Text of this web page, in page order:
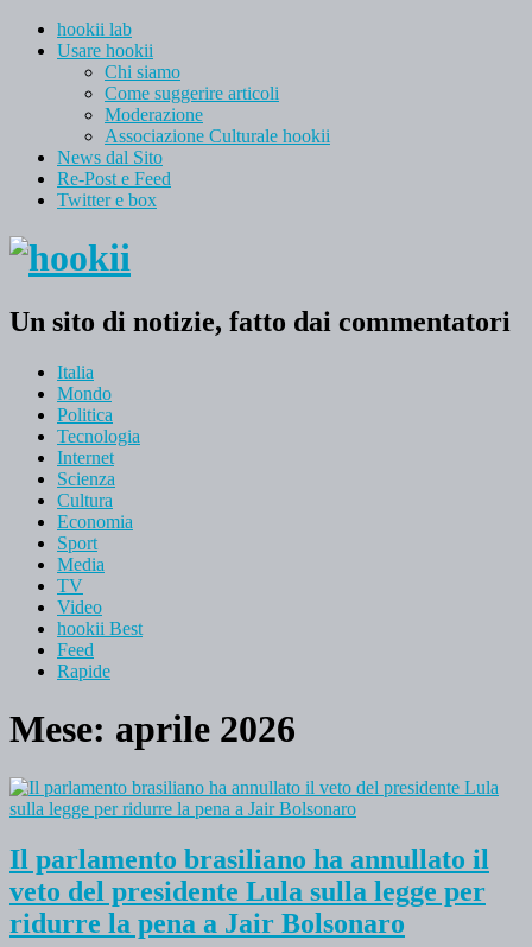
hookii lab
Usare hookii
Chi siamo
Come suggerire articoli
Moderazione
Associazione Culturale hookii
News dal Sito
Re-Post e Feed
Twitter e box
Un sito di notizie, fatto dai commentatori
Italia
Mondo
Politica
Tecnologia
Internet
Scienza
Cultura
Economia
Sport
Media
TV
Video
hookii Best
Feed
Rapide
Mese: aprile 2026
Il parlamento brasiliano ha annullato il
veto del presidente Lula sulla legge per
ridurre la pena a Jair Bolsonaro